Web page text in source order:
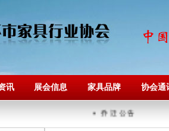
讯 展会信息 家具品牌 协会通
乔 迁 公 告